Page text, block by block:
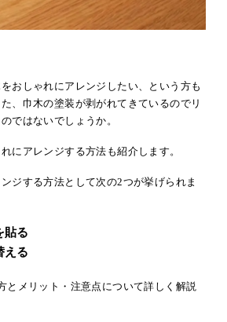
おしゃれにアレンジしたい、という方も
、巾木の塗装が剥がれてきているのでリ
ではないでしょうか。
にアレンジする方法も紹介します。
ジする方法として次の2つが挙げられま
貼る
える
とメリット・注意点について詳しく解説